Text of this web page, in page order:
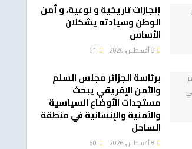
إنجازات تاريخية و نوعية، و أمن
الوطن وسيادته يشكلان
الأساس
برئاسة الجزائر مجلس السلم
والأمن الإفريقي يبحث
مستجدات الأوضاع السياسية
والأمنية والإنسانية في منطقة
الساحل